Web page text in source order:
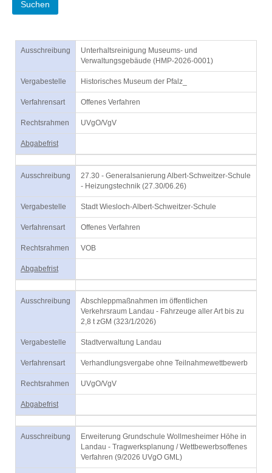
Ausschreibung
Unterhaltsreinigung Museums- und
Verwaltungsgebäude (HMP-2026-0001)
Vergabestelle Historisches Museum der Pfalz_
Verfahrensart Offenes Verfahren
Rechtsrahmen UVgO/VgV
Abgabefrist
Ausschreibung
27.30 - Generalsanierung Albert-Schweitzer-Schule
- Heizungstechnik (27.30/06.26)
Vergabestelle Stadt Wiesloch-Albert-Schweitzer-Schule
Verfahrensart Offenes Verfahren
Rechtsrahmen VOB
Abgabefrist
Ausschreibung
Abschleppmaßnahmen im öffentlichen
Verkehrsraum Landau - Fahrzeuge aller Art bis zu
2,8 t zGM (323/1/2026)
Vergabestelle Stadtverwaltung Landau
Verfahrensart Verhandlungsvergabe ohne Teilnahmewettbewerb
Rechtsrahmen UVgO/VgV
Abgabefrist
Ausschreibung
Erweiterung Grundschule Wollmesheimer Höhe in
Landau - Tragwerksplanung / Wettbewerbsoffenes
Verfahren (9/2026 UVgO GML)